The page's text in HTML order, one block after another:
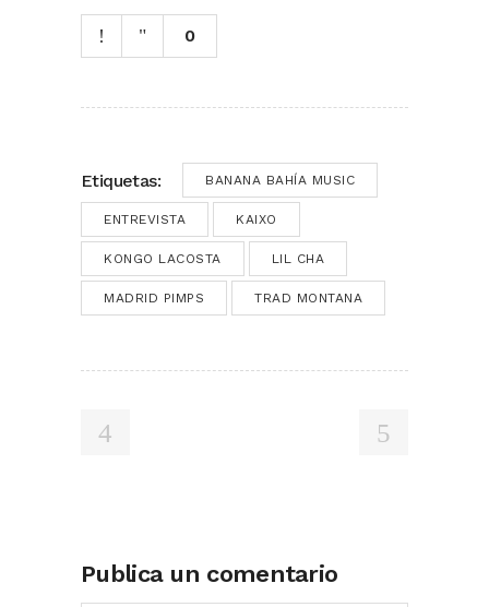
0
Etiquetas: BANANA BAHÍA MUSIC
ENTREVISTA KAIXO
KONGO LACOSTA LIL CHA
MADRID PIMPS TRAD MONTANA
Publica un comentario